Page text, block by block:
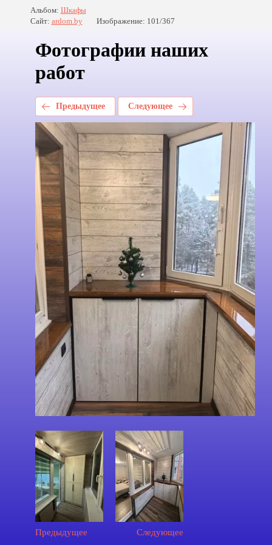
Альбом: Шкафы
Сайт: ardom.by Изображение: 101/367
Фотографии наших
работ
Предыдущее Следующее
Предыдущее Следующее